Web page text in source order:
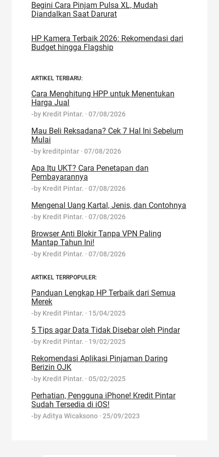
Begini Cara Pinjam Pulsa XL, Mudah
Diandalkan Saat Darurat
HP Kamera Terbaik 2026: Rekomendasi dari
Budget hingga Flagship
ARTIKEL TERBARU:
Cara Menghitung HPP untuk Menentukan
Harga Jual
-by Kredit Pintar. · 07/08/2026
Mau Beli Reksadana? Cek 7 Hal Ini Sebelum
Mulai
-by kreditpintar · 07/08/2026
Apa Itu UKT? Cara Penetapan dan
Pembayarannya
-by Kredit Pintar. · 07/08/2026
Mengenal Uang Kartal, Jenis, dan Contohnya
-by Kredit Pintar. · 07/08/2026
Browser Anti Blokir Tanpa VPN Paling
Mantap Tahun Ini!
-by Kredit Pintar. · 07/08/2026
ARTIKEL TERRPOPULER:
Panduan Lengkap HP Terbaik dari Semua
Merek
-by Kredit Pintar. · 15/04/2025
5 Tips agar Data Tidak Disebar oleh Pindar
-by Kredit Pintar. · 19/02/2025
Rekomendasi Aplikasi Pinjaman Daring
Berizin OJK
-by Kredit Pintar. · 05/02/2025
Perhatian, Pengguna iPhone! Kredit Pintar
Sudah Tersedia di iOS!
-byAditya Wicaksono · 25/09/2023